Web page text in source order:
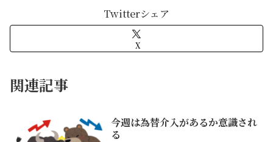
Twitterシェア
X
関連記事
今週は為替介入があるか意識され
る